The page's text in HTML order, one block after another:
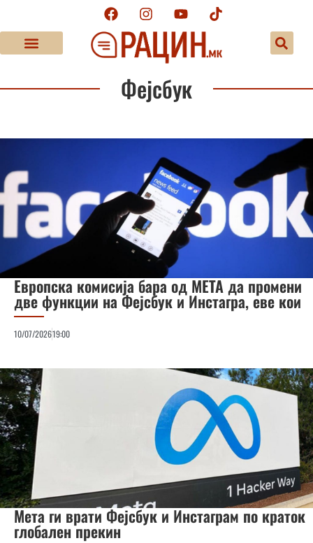
Фејсбук
Европска комисија бара од МЕТА да промени
две функции на Фејсбук и Инстагра, еве кои
10/07/202619:00
Мета ги врати Фејсбук и Инстаграм по краток
глобален прекин